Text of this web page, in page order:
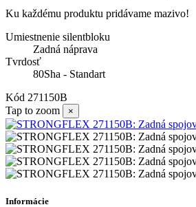
Ku každému produktu pridávame mazivo!
Umiestnenie silentbloku
Zadná náprava
Tvrdosť
80Sha - Standart
Kód 271150B
Tap to zoom
×
Informácie